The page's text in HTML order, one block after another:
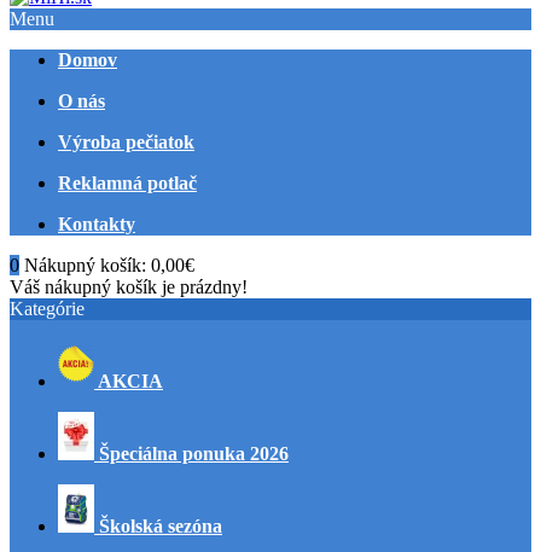
Menu
Domov
O nás
Výroba pečiatok
Reklamná potlač
Kontakty
0 Nákupný košík: 0,00€
Váš nákupný košík je prázdny!
Kategórie
AKCIA
Špeciálna ponuka 2026
Školská sezóna